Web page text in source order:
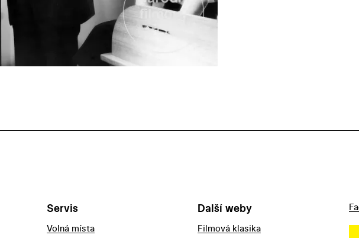
Servis
Volná místa
Další weby
Filmová klasika